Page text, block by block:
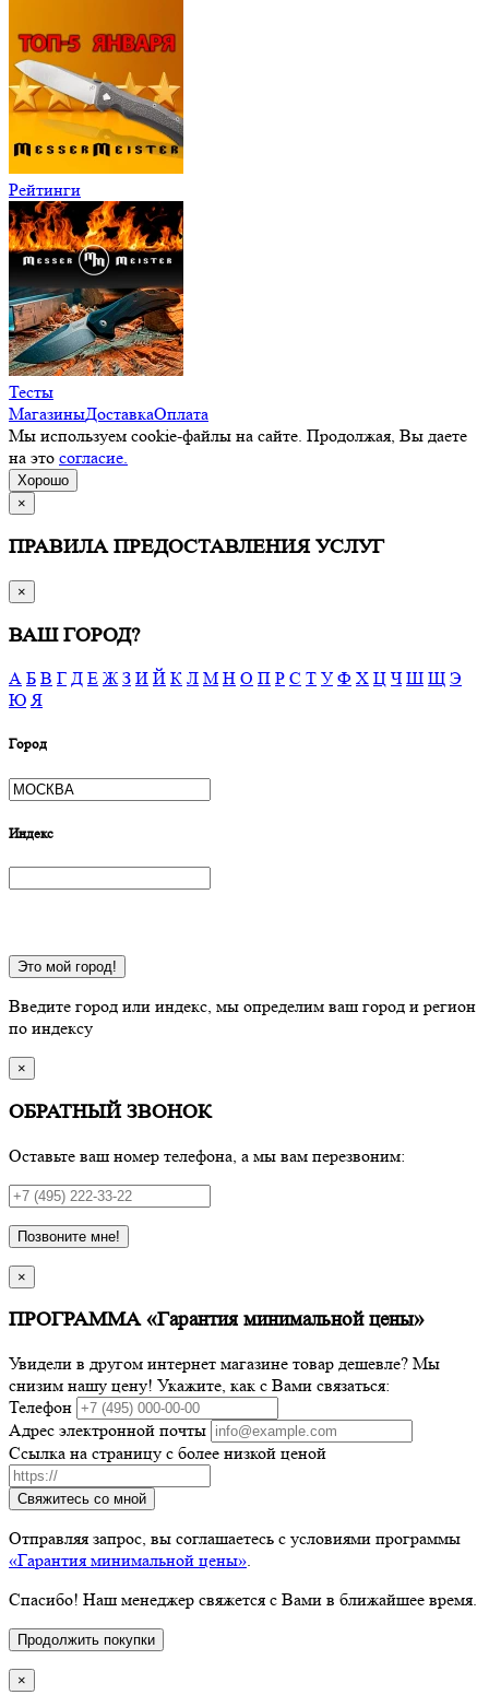
Рейтинги
Тесты
МагазиныДоставкаОплата
Мы используем cookie-файлы на сайте. Продолжая, Вы даете
на это согласие.
Хорошо
×
ПРАВИЛА ПРЕДОСТАВЛЕНИЯ УСЛУГ
×
ВАШ ГОРОД?
А Б В Г Д Е Ж З И Й К Л М Н О П Р С Т У Ф Х Ц Ч Ш Щ Э
Ю Я
Город
Индекс
Это мой город!
Введите город или индекс, мы определим ваш город и регион
по индексу
×
ОБРАТНЫЙ ЗВОНОК
Оставьте ваш номер телефона, а мы вам перезвоним:
Позвоните мне!
×
ПРОГРАММА «Гарантия минимальной цены»
Увидели в другом интернет магазине товар дешевле? Мы
снизим нашу цену! Укажите, как с Вами связаться:
Телефон
Адрес электронной почты
Ссылка на страницу с более низкой ценой
Свяжитесь со мной
Отправляя запрос, вы соглашаетесь с условиями программы
«Гарантия минимальной цены».
Спасибо! Наш менеджер свяжется с Вами в ближайшее время.
Продолжить покупки
×